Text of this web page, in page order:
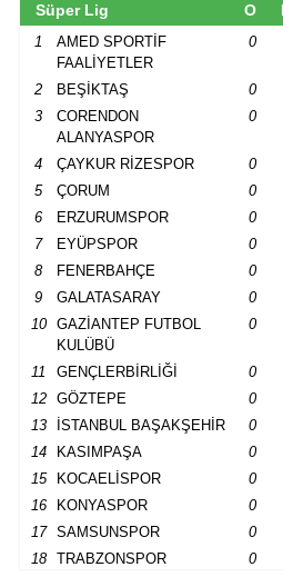
Süper Lig O
1
AMED SPORTİF
FAALİYETLER
0
2 BEŞİKTAŞ 0
3
CORENDON
ALANYASPOR
0
4 ÇAYKUR RİZESPOR 0
5
ÇORUM 0
6
ERZURUMSPOR 0
7
EYÜPSPOR 0
8
FENERBAHÇE 0
9
GALATASARAY 0
10
GAZİANTEP FUTBOL
KULÜBÜ
0
11 GENÇLERBİRLİĞİ 0
12
GÖZTEPE 0
13
İSTANBUL BAŞAKŞEHİR 0
14
KASIMPAŞA 0
15
KOCAELİSPOR 0
16
KONYASPOR 0
17
SAMSUNSPOR 0
18
TRABZONSPOR 0